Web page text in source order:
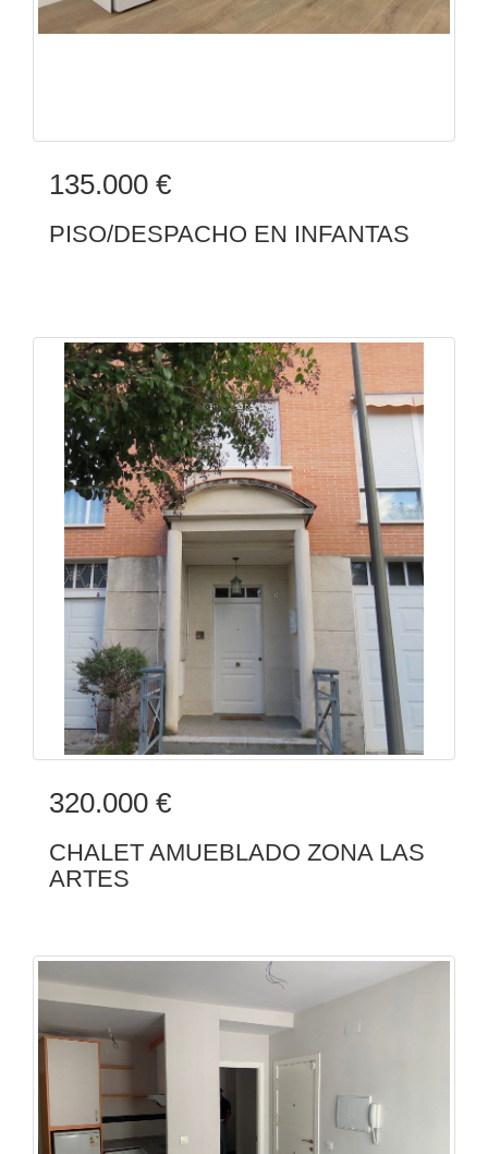
135.000 €
PISO/DESPACHO EN INFANTAS
320.000 €
CHALET AMUEBLADO ZONA LAS
ARTES